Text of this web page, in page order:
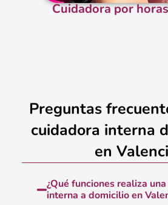
Cuidadora por
Preguntas
cuidadora interna
en
¿Qué funciones realiza
interna a domicilio en